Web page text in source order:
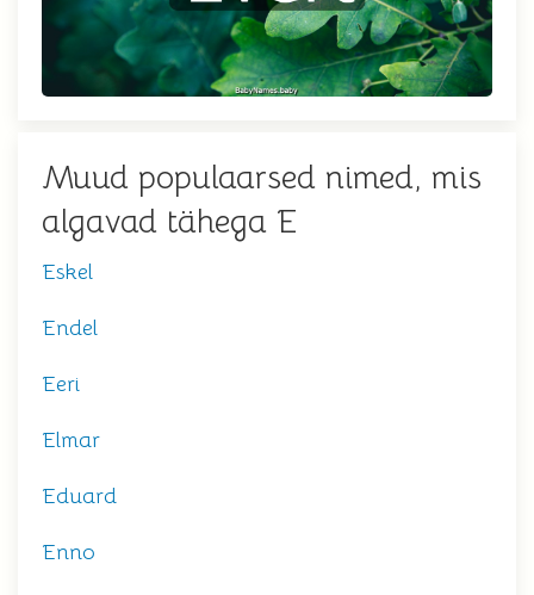
Muud populaarsed nimed, mis
algavad tähega E
Eskel
Endel
Eeri
Elmar
Eduard
Enno